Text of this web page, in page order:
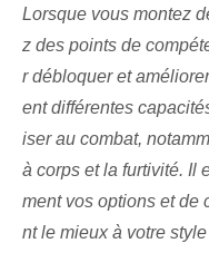
Lorsque vous montez
z des points de
r débloquer et
ent différentes
iser au combat⁤,
à corps et la furtivité. Il
ment vos options et de
nt le mieux à votre